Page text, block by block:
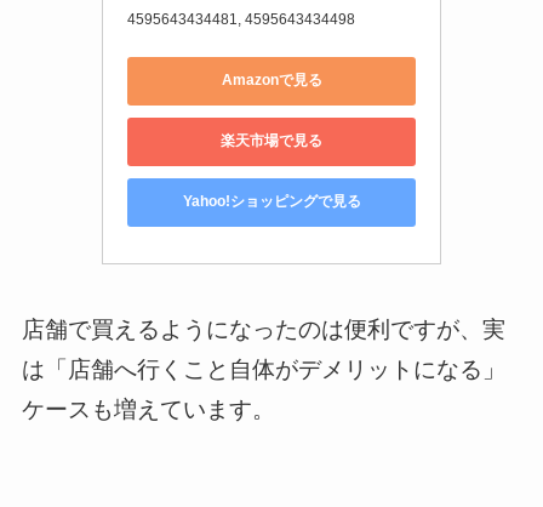
4595643434481, 4595643434498
Amazonで見る
楽天市場で見る
Yahoo!ショッピングで見る
店舗で買えるようになったのは便利ですが、実
は「店舗へ行くこと自体がデメリットになる」
ケースも増えています。